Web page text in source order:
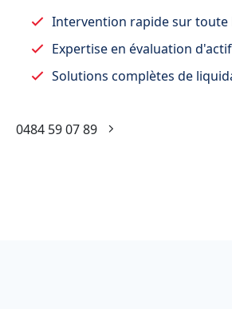
Intervention rapide sur toute
Expertise en évaluation
Solutions complètes de
0484 59 07 89